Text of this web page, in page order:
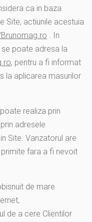
ca in baza
Site, actiunile acestuia
. In
poate adresa la
, pentru a fi informat
la aplicarea masurilor
realiza prin
adresele
Site. Vanzatorul are
fara a fi nevoit
de mare
de a cere Clientilor